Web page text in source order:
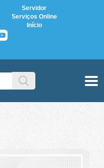
Servidor
Serviços Online
Início